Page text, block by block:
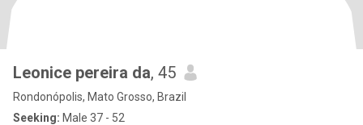
Leonice pereira da, 45
Rondonópolis, Mato Grosso, Brazil
Seeking: Male 37 - 52